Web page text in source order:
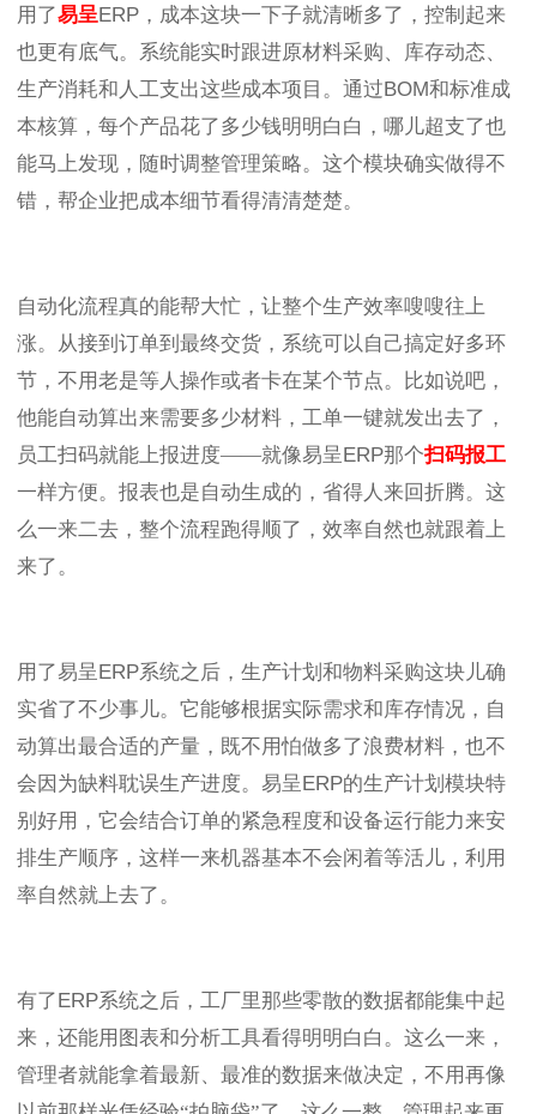
用了易呈ERP ，成本这块一下子就清晰多了，控制起来
也更有底气。系统能实时跟进原材料采购、库存动态、
生产消耗和人工支出这些成本项目。通过BOM和标准成
本核算，每个产品花了多少钱明明白白，哪儿超支了也
能马上发现，随时调整管理策略。这个模块确实做得不
错，帮企业把成本细节看得清清楚楚。
自动化流程真的能帮大忙，让整个生产效率嗖嗖往上
涨。从接到订单到最终交货，系统可以自己搞定好多环
节，不用老是等人操作或者卡在某个节点。比如说吧，
他能自动算出来需要多少材料，工单一键就发出去了，
员工扫码就能上报进度——就像易呈ERP那个扫码报工
一样方便。报表也是自动生成的，省得人来回折腾。这
么一来二去，整个流程跑得顺了，效率自然也就跟着上
来了。
用了易呈ERP系统之后，生产计划和物料采购这块儿确
实省了不少事儿。它能够根据实际需求和库存情况，自
动算出最合适的产量，既不用怕做多了浪费材料，也不
会因为缺料耽误生产进度。易呈ERP的生产计划模块特
别好用，它会结合订单的紧急程度和设备运行能力来安
排生产顺序，这样一来机器基本不会闲着等活儿，利用
率自然就上去了。
有了ERP系统之后，工厂里那些零散的数据都能集中起
来，还能用图表和分析工具看得明明白白。这么一来，
管理者就能拿着最新、最准的数据来做决定，不用再像